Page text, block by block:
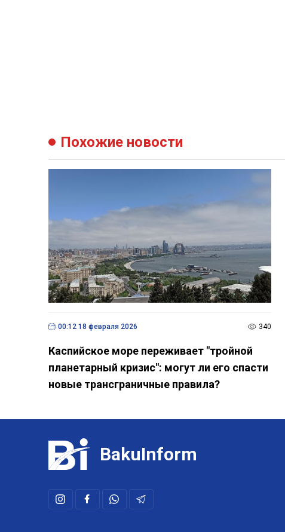
Похожие новости
00:12 18 февраля 2026 340
Каспийское море переживает "тройной
планетарный кризис": могут ли его спасти
новые трансграничные правила?
BakuInform